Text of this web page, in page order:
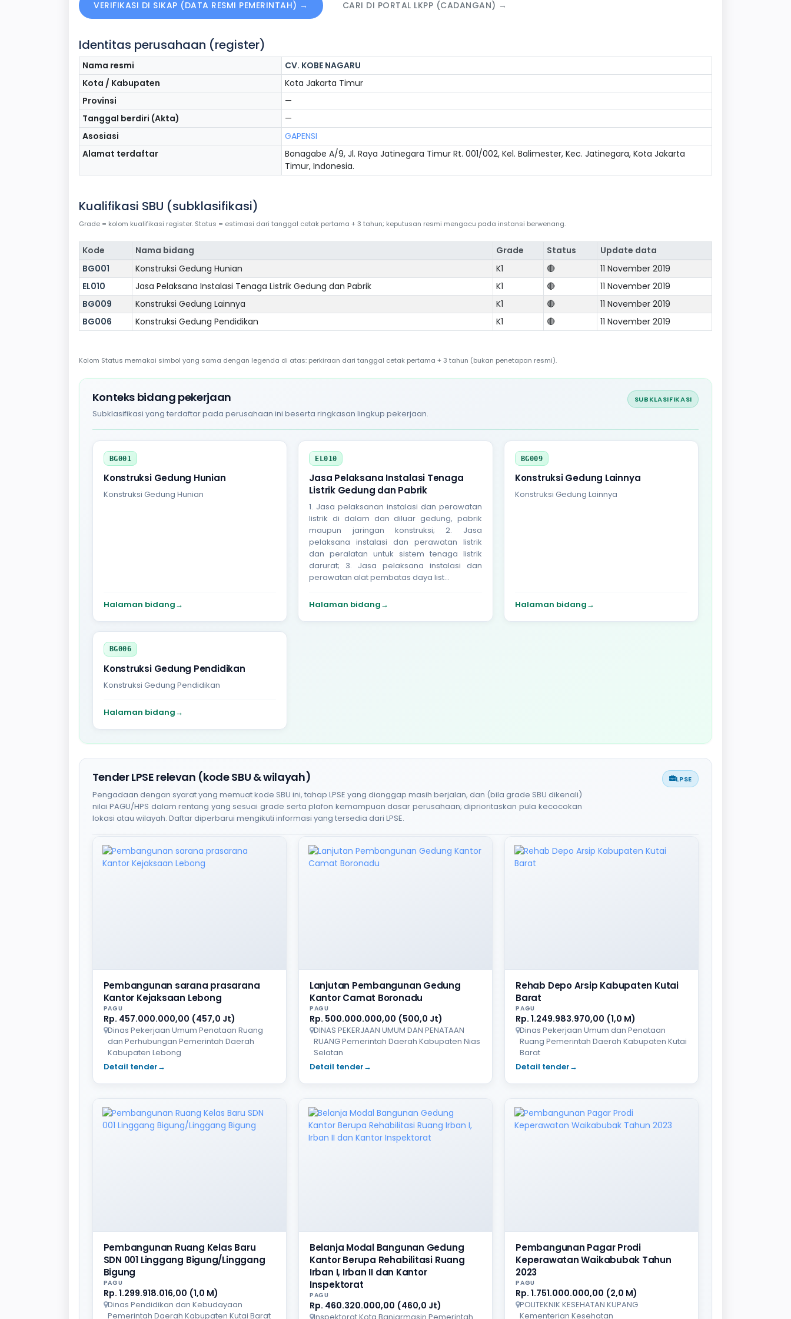
VERIFIKASI DI SIKAP (DATA RESMI PEMERINTAH) → CARI DI PORTAL LKPP (CADANGAN) →
Identitas perusahaan (register)
Nama resmi
CV. KOBE NAGARU
Kota / Kabupaten
Kota Jakarta Timur
Provinsi
—
Tanggal berdiri (Akta)
—
Asosiasi
GAPENSI
Alamat terdaftar
Bonagabe A/9, Jl. Raya Jatinegara Timur Rt. 001/002, Kel. Balimester, Kec. Jatinegara, Kota Jakarta
Timur, Indonesia.
Kualifikasi SBU (subklasifikasi)
Grade = kolom kualifikasi register. Status = estimasi dari tanggal cetak pertama + 3 tahun; keputusan resmi mengacu pada instansi berwenang.
Kode Nama bidang Grade Status
Update data
BG001
Konstruksi Gedung Hunian K1 🔴
11 November 2019
EL010
Jasa Pelaksana Instalasi Tenaga Listrik Gedung dan Pabrik K1 🔴
11 November 2019
BG009
Konstruksi Gedung Lainnya K1 🔴
11 November 2019
BG006
Konstruksi Gedung Pendidikan K1 🔴 11 November 2019
Kolom Status memakai simbol yang sama dengan legenda di atas: perkiraan dari tanggal cetak pertama + 3 tahun (bukan penetapan resmi).
Konteks bidang pekerjaan
Subklasifikasi yang terdaftar pada perusahaan ini beserta ringkasan lingkup pekerjaan.
SUBKLASIFIKASI
BG001
Konstruksi Gedung Hunian
Konstruksi Gedung Hunian
Halaman bidang→
EL010
Jasa Pelaksana Instalasi Tenaga
Listrik Gedung dan Pabrik
1. Jasa pelaksanan instalasi dan perawatan
listrik di dalam dan diluar gedung, pabrik
maupun jaringan konstruksi; 2. Jasa
pelaksana instalasi dan perawatan listrik
dan peralatan untuk sistem tenaga listrik
darurat; 3. Jasa pelaksana instalasi dan
perawatan alat pembatas daya list...
Halaman bidang→
BG009
Konstruksi Gedung Lainnya
Konstruksi Gedung Lainnya
Halaman bidang→
BG006
Konstruksi Gedung Pendidikan
Konstruksi Gedung Pendidikan
Halaman bidang→
Tender LPSE relevan (kode SBU & wilayah)
Pengadaan dengan syarat yang memuat kode SBU ini, tahap LPSE yang dianggap masih berjalan, dan (bila grade SBU dikenali)
nilai PAGU/HPS dalam rentang yang sesuai grade serta plafon kemampuan dasar perusahaan; diprioritaskan pula kecocokan
lokasi atau wilayah. Daftar diperbarui mengikuti informasi yang tersedia dari LPSE.
LPSE
Pembangunan sarana prasarana
Kantor Kejaksaan Lebong
PAGU
Rp. 457.000.000,00 (457,0 Jt)
Dinas Pekerjaan Umum Penataan Ruang
dan Perhubungan Pemerintah Daerah
Kabupaten Lebong
Detail tender→
Lanjutan Pembangunan Gedung
Kantor Camat Boronadu
PAGU
Rp. 500.000.000,00 (500,0 Jt)
DINAS PEKERJAAN UMUM DAN PENATAAN
RUANG Pemerintah Daerah Kabupaten Nias
Selatan
Detail tender→
Rehab Depo Arsip Kabupaten Kutai
Barat
PAGU
Rp. 1.249.983.970,00 (1,0 M)
Dinas Pekerjaan Umum dan Penataan
Ruang Pemerintah Daerah Kabupaten Kutai
Barat
Detail tender→
Pembangunan Ruang Kelas Baru
SDN 001 Linggang Bigung/Linggang
Bigung
PAGU
Rp. 1.299.918.016,00 (1,0 M)
Dinas Pendidikan dan Kebudayaan
Pemerintah Daerah Kabupaten Kutai Barat
Belanja Modal Bangunan Gedung
Kantor Berupa Rehabilitasi Ruang
Irban I, Irban II dan Kantor
Inspektorat
PAGU
Rp. 460.320.000,00 (460,0 Jt)
Pembangunan Pagar Prodi
Keperawatan Waikabubak Tahun
2023
PAGU
Rp. 1.751.000.000,00 (2,0 M)
POLITEKNIK KESEHATAN KUPANG
Kementerian Kesehatan